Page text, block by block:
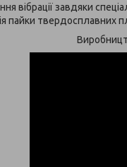
вібрації завдяки
пайки твердосплавних